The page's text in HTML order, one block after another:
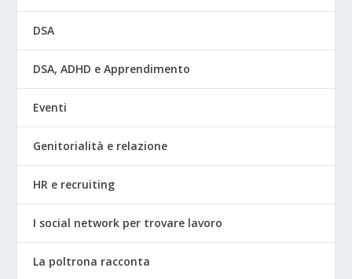
DSA
DSA, ADHD e Apprendimento
Eventi
Genitorialità e relazione
HR e recruiting
I social network per trovare lavoro
La poltrona racconta